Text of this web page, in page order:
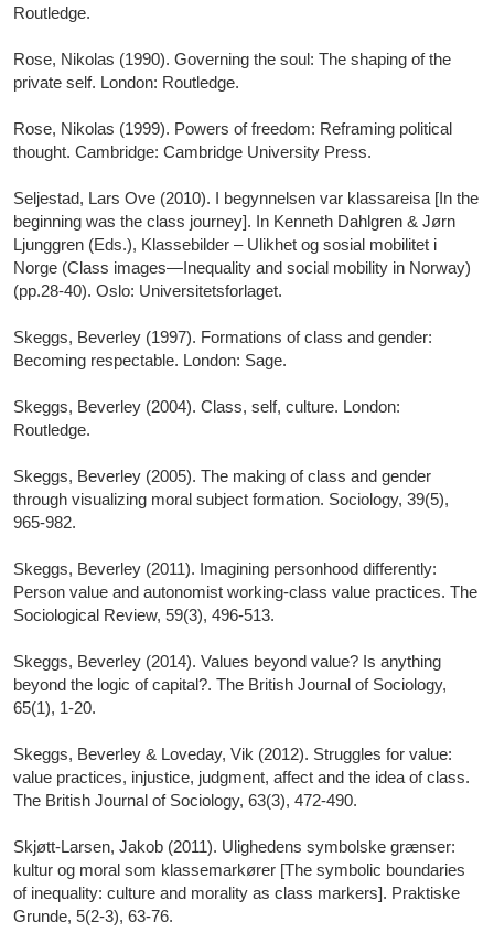
Routledge.
Rose, Nikolas (1990). Governing the soul: The shaping of the
private self. London: Routledge.
Rose, Nikolas (1999). Powers of freedom: Reframing political
thought. Cambridge: Cambridge University Press.
Seljestad, Lars Ove (2010). I begynnelsen var klassareisa [In the
beginning was the class journey]. In Kenneth Dahlgren & Jørn
Ljunggren (Eds.), Klassebilder – Ulikhet og sosial mobilitet i
Norge (Class images—Inequality and social mobility in Norway)
(pp.28-40). Oslo: Universitetsforlaget.
Skeggs, Beverley (1997). Formations of class and gender:
Becoming respectable. London: Sage.
Skeggs, Beverley (2004). Class, self, culture. London:
Routledge.
Skeggs, Beverley (2005). The making of class and gender
through visualizing moral subject formation. Sociology, 39(5),
965-982.
Skeggs, Beverley (2011). Imagining personhood differently:
Person value and autonomist working-class value practices. The
Sociological Review, 59(3), 496-513.
Skeggs, Beverley (2014). Values beyond value? Is anything
beyond the logic of capital?. The British Journal of Sociology,
65(1), 1-20.
Skeggs, Beverley & Loveday, Vik (2012). Struggles for value:
value practices, injustice, judgment, affect and the idea of class.
The British Journal of Sociology, 63(3), 472-490.
Skjøtt-Larsen, Jakob (2011). Ulighedens symbolske grænser:
kultur og moral som klassemarkører [The symbolic boundaries
of inequality: culture and morality as class markers]. Praktiske
Grunde, 5(2-3), 63-76.